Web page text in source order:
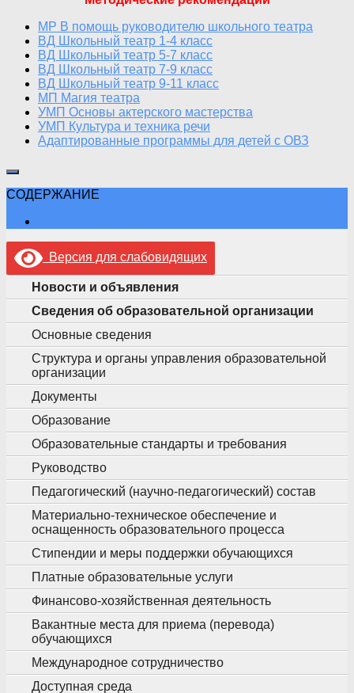
МР В помощь руководителю школьного театра
ВД Школьный театр 1-4 класс
ВД Школьный театр 5-7 класс
ВД Школьный театр 7-9 класс
ВД Школьный театр 9-11 класс
МП Магия театра
УМП Основы актерского мастерства
УМП Культура и техника речи
Адаптированные программы для детей с ОВЗ
СОДЕРЖАНИЕ
Версия для слабовидящих
Новости и объявления
Сведения об образовательной организации
Основные сведения
Структура и органы управления образовательной
организации
Документы
Образование
Образовательные стандарты и требования
Руководство
Педагогический (научно-педагогический) состав
Материально-техническое обеспечение и
оснащенность образовательного процесса
Стипендии и меры поддержки обучающихся
Платные образовательные услуги
Финансово-хозяйственная деятельность
Вакантные места для приема (перевода)
обучающихся
Международное сотрудничество
Доступная среда